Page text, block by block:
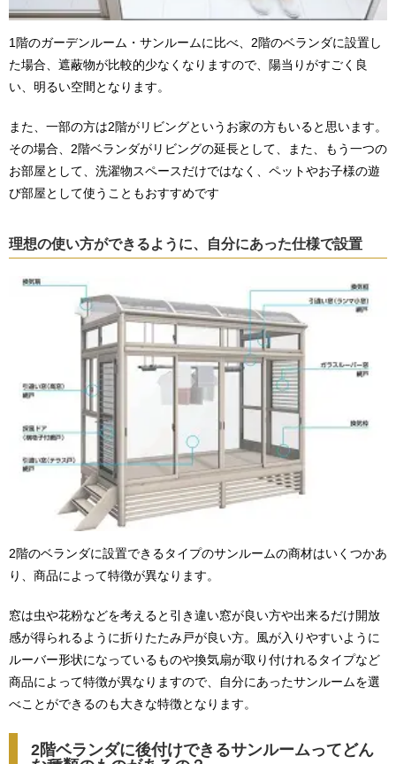
1階のガーデンルーム・サンルームに比べ、2階のベランダに設置し
た場合、遮蔽物が比較的少なくなりますので、陽当りがすごく良
い、明るい空間となります。
また、一部の方は2階がリビングというお家の方もいると思います。
その場合、2階ベランダがリビングの延長として、また、もう一つの
お部屋として、洗濯物スペースだけではなく、ペットやお子様の遊
び部屋として使うこともおすすめです
理想の使い方ができるように、自分にあった仕様で設置
2階のベランダに設置できるタイプのサンルームの商材はいくつかあ
り、商品によって特徴が異なります。
窓は虫や花粉などを考えると引き違い窓が良い方や出来るだけ開放
感が得られるように折りたたみ戸が良い方。風が入りやすいように
ルーバー形状になっているものや換気扇が取り付けれるタイプなど
商品によって特徴が異なりますので、自分にあったサンルームを選
べことができるのも大きな特徴となります。
2階ベランダに後付けできるサンルームってどん